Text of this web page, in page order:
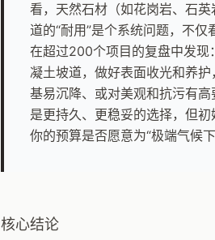
看，天然石材（如花岗岩、石
道的“耐用”是个系统问题，不
在超过200个项目的复盘中发
凝土坡道，做好表面收光和养
基易沉降、或对美观和抗污有
是更持久、更稳妥的选择，但
你的预算是否愿意为“极端气候
核心结论